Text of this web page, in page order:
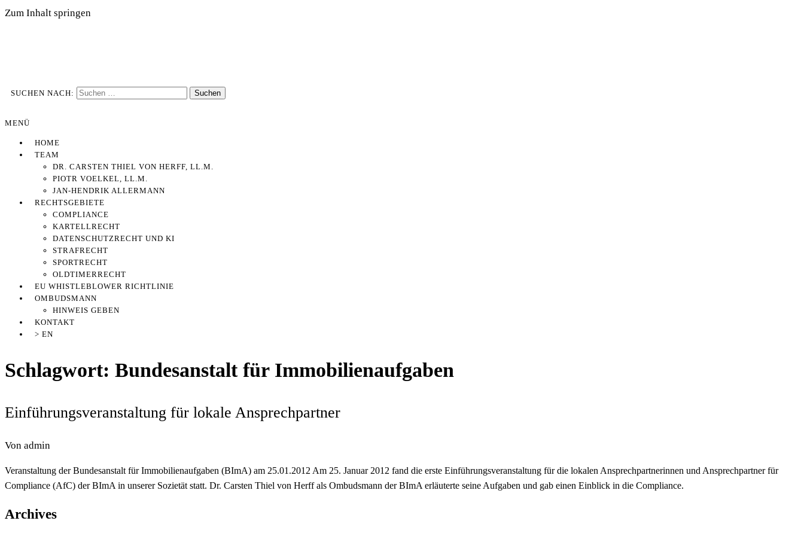
Zum Inhalt springen
SUCHEN NACH:
MENÜ
HOME
TEAM
DR. CARSTEN THIEL VON HERFF, LL.M.
PIOTR VOELKEL, LL.M.
JAN-HENDRIK ALLERMANN
RECHTSGEBIETE
COMPLIANCE
KARTELLRECHT
DATENSCHUTZRECHT UND KI
STRAFRECHT
SPORTRECHT
OLDTIMERRECHT
EU WHISTLEBLOWER RICHTLINIE
OMBUDSMANN
HINWEIS GEBEN
KONTAKT
> EN
Schlagwort: Bundesanstalt für Immobilienaufgaben
Einführungsveranstaltung für lokale Ansprechpartner
Von admin
Veranstaltung der Bundesanstalt für Immobilienaufgaben (BImA) am 25.01.2012 Am 25. Januar 2012 fand die erste Einführungsveranstaltung für die lokalen Ansprechpartnerinnen und Ansprechpartner für
Compliance (AfC) der BImA in unserer Sozietät statt. Dr. Carsten Thiel von Herff als Ombudsmann der BImA erläuterte seine Aufgaben und gab einen Einblick in die Compliance.
Archives